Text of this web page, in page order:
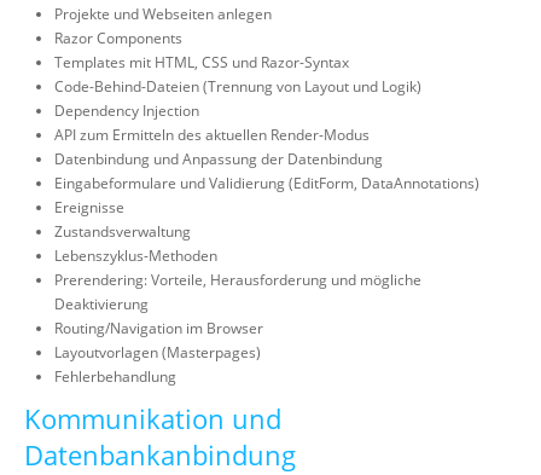
Projekte und Webseiten anlegen
Razor Components
Templates mit HTML, CSS und Razor-Syntax
Code-Behind-Dateien (Trennung von Layout und Logik)
Dependency Injection
API zum Ermitteln des aktuellen Render-Modus
Datenbindung und Anpassung der Datenbindung
Eingabeformulare und Validierung (EditForm, DataAnnotations)
Ereignisse
Zustandsverwaltung
Lebenszyklus-Methoden
Prerendering: Vorteile, Herausforderung und mögliche
Deaktivierung
Routing/Navigation im Browser
Layoutvorlagen (Masterpages)
Fehlerbehandlung
Kommunikation und
Datenbankanbindung